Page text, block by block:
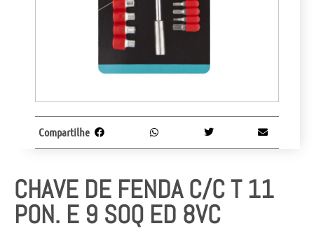
CHAVE DE FENDA C/C T 11
PON. E 9 SOQ ED 8VC
Compartilhe